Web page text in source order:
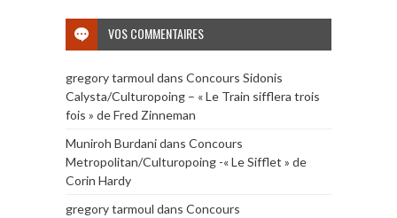
VOS COMMENTAIRES
gregory tarmoul dans Concours Sidonis
Calysta/Culturopoing – « Le Train sifflera trois
fois » de Fred Zinneman
Muniroh Burdanidans Concours
Metropolitan/Culturopoing -« Le Sifflet » de
Corin Hardy
gregory tarmoul dans Concours